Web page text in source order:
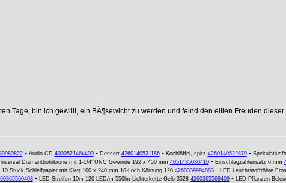
Tage, bin ich gewillt, ein BÃ¶sewicht zu werden und feind den eitlen Freuden dieser
- Audio-CD 4000521464400- Dessert 4260140521186- Kochlöffel, spitz 4260140522879-
Diamantbohrkrone mit 1-1/4' UNC Gewinde 192 x 450 mm 4051435030410- Einschlagzahlensatz 6 mm
10 Stück Schleifpapier mit Klett 100 x 240 mm 10-Loch Körnung 120 4260339994883- LED Leuchtstoffröhre
- LED Streifen 10m 120 LED/m 550lm Lichterkette Gelb 3528 4260365568409- LED Pflanzen